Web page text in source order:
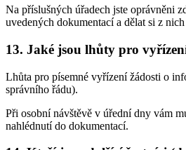
Na příslušných úřadech jste oprávněni
uvedených dokumentací a dělat si z
13. Jaké jsou lhůty pro
Lhůta pro písemné vyřízení žádosti o
správního řádu).
Při osobní návštěvě v úřední dny vám
nahlédnutí do dokumentací.